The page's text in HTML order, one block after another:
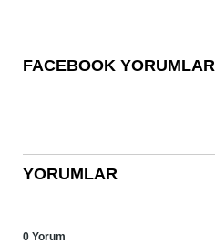
FACEBOOK YORUMLAR
YORUMLAR
0 Yorum